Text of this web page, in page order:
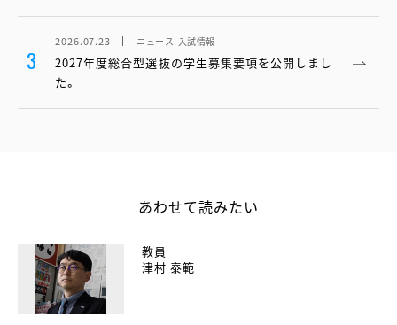
3
2026.07.23 ニュース 入試情報
2027年度総合型選抜の学生募集要項を公開しまし
た。
あわせて読みたい
教員
津村 泰範